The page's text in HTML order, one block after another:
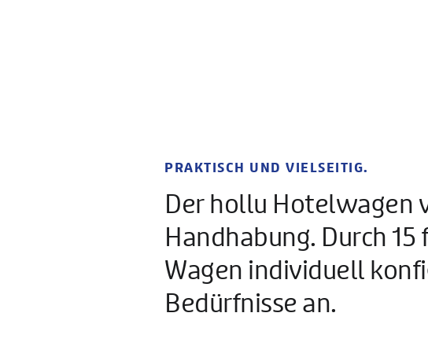
PRAKTISCH UND VIELSEITIG.
Der hollu Hotelwagen
Handhabung. Durch
Wagen individuell
Bedürfnisse an.